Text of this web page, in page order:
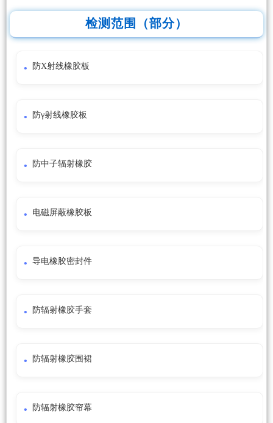
检测范围（部分）
防X射线橡胶板
防γ射线橡胶板
防中子辐射橡胶
电磁屏蔽橡胶板
导电橡胶密封件
防辐射橡胶手套
防辐射橡胶围裙
防辐射橡胶帘幕